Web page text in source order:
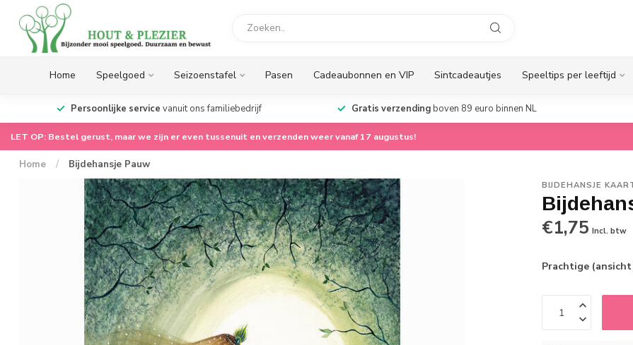
Home Speelgoed Seizoenstafel Pasen Cadeaubonnen en VIP Sintcadeautjes Speeltips per leeftijd
Persoonlijke service vanuit ons familiebedrijf Gratis verzendingboven 89 euro binnen NL
LET OP: Bestel gerust, maar we zijn er even tussenuit en verzenden weer vanaf 17 augustus!
Home / Bijdehansje Pauw
BIJDEHANSJE
€1,75 Incl. btw
Prachtige